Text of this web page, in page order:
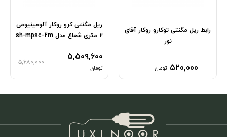
رابط ریل مگنتی توکارو روکار آقای
نور
۵۲۰,۰۰۰ تومان
ریل مگنتی کرو روکار آلومینیومی
۲ متری شعاع مدل sh-mpsc-2m
۵,۵۰۹,۶۰۰
تومان
۵,۶۸۰,۰۰۰